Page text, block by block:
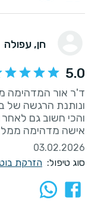
חן, עפולה
5.0
אישה מדהימה
03.02.2026
סוג טיפול: הזרקת